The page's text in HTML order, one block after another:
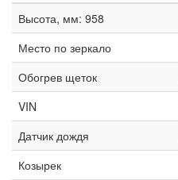
Высота, мм: 958
Место по зеркало
Обогрев щеток
VIN
Датчик дождя
Козырек